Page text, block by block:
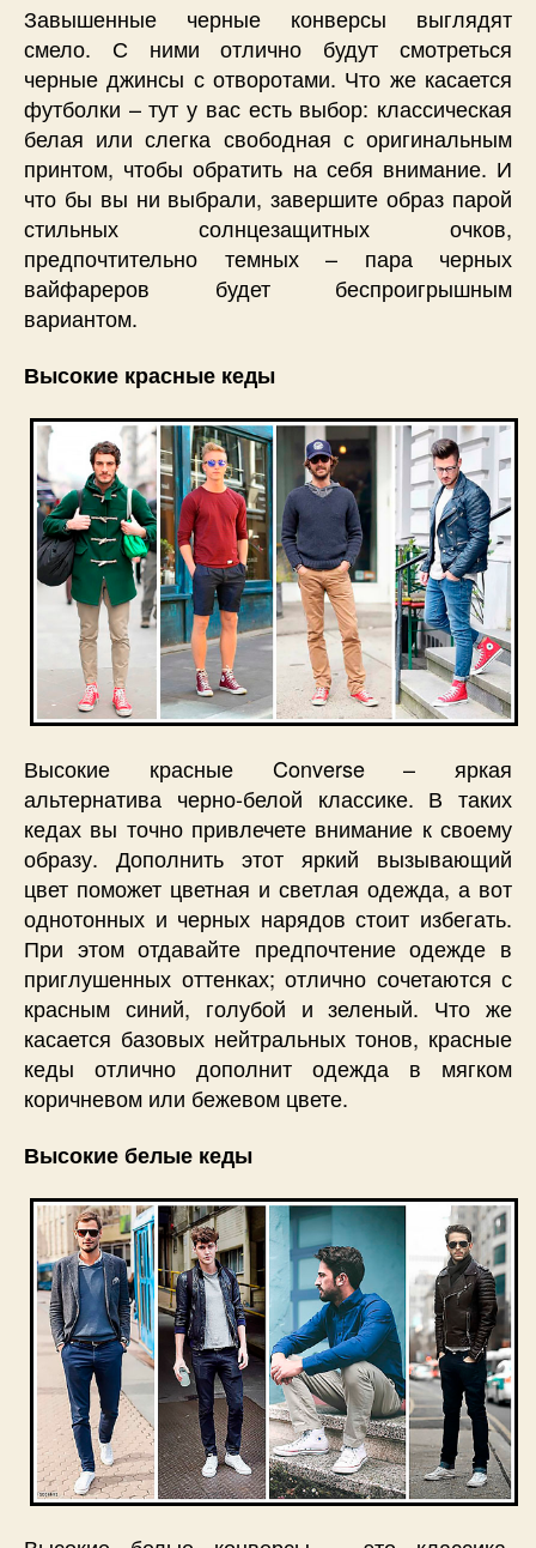
Завышенные черные конверсы выглядят
смело. С ними отлично будут смотреться
черные джинсы с отворотами. Что же касается
футболки – тут у вас есть выбор: классическая
белая или слегка свободная с оригинальным
принтом, чтобы обратить на себя внимание. И
что бы вы ни выбрали, завершите образ парой
стильных солнцезащитных очков,
предпочтительно темных – пара черных
вайфареров будет беспроигрышным
вариантом.
Высокие красные кеды
Высокие красные Converse – яркая
альтернатива черно-белой классике. В таких
кедах вы точно привлечете внимание к своему
образу. Дополнить этот яркий вызывающий
цвет поможет цветная и светлая одежда, а вот
однотонных и черных нарядов стоит избегать.
При этом отдавайте предпочтение одежде в
приглушенных оттенках; отлично сочетаются с
красным синий, голубой и зеленый. Что же
касается базовых нейтральных тонов, красные
кеды отлично дополнит одежда в мягком
коричневом или бежевом цвете.
Высокие белые кеды